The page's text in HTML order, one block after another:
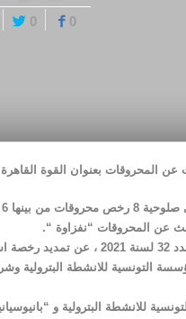
0
0
وكشفت الوزارة ، وفق قرارات التمديد الصادرة
2021 الى غاية 23 ديسمبر 2022 لفائدة المؤسسة التونسية